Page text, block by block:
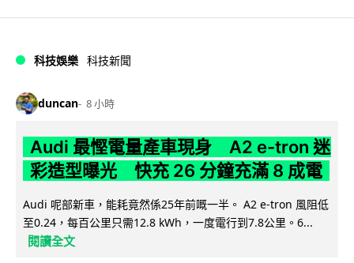
科技娛樂 科技新聞
duncan 8 小時
Audi 最慳電量產車現身 A2 e-tron 迷
彩造型曝光 快充 26 分鐘充滿 8 成電
Audi 呢部新車，能耗竟然係25年前嘅一半。 A2 e-tron 風阻低
至0.24，每百公里只需12.8 kWh，一度電行到7.8公里。6...
閱讀全文